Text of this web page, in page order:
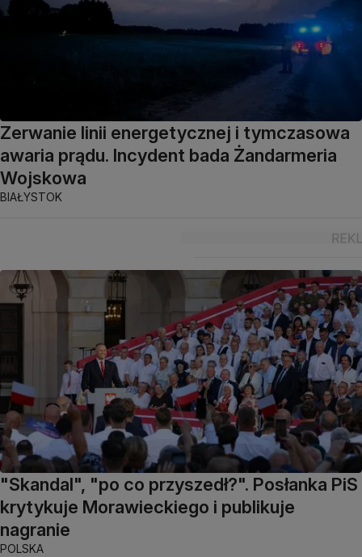
Zerwanie linii energetycznej i tymczasowa
awaria prądu. Incydent bada Żandarmeria
Wojskowa
BIAŁYSTOK
"Skandal", "po co przyszedł?". Posłanka PiS
krytykuje Morawieckiego i publikuje
nagranie
POLSKA